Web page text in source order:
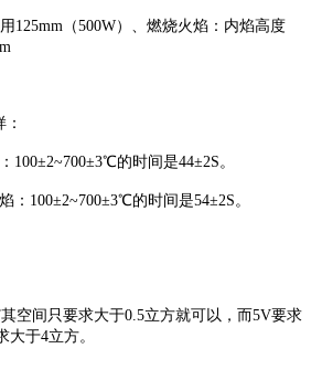
125mm（500W）、燃烧火焰：内焰高度
100±2~700±3℃的时间是44±2S。
：100±2~700±3℃的时间是54±2S。
空间只要求大于0.5立方就可以，而5V要求
大于4立方。